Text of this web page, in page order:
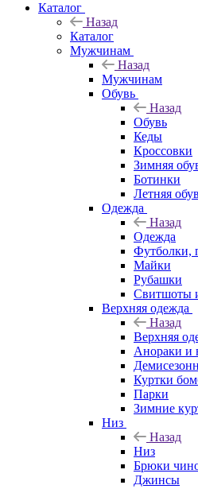
Каталог
Назад
Каталог
Мужчинам
Назад
Мужчинам
Обувь
Назад
Обувь
Кеды
Кроссовки
Зимняя
Ботинки
Летняя
Одежда
Назад
Одежда
Футболки,
Майки
Рубашки
Свитшоты
Верхняя одежда
Назад
Верхняя
Анораки и
Куртки
Парки
Зимние
Низ
Назад
Низ
Брюки
Джинсы